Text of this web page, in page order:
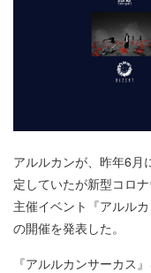
アルルカンが、昨年6月
定していたが新型コロ
主催イベント『アルル
の開催を発表した。
『アルルカンサーカス